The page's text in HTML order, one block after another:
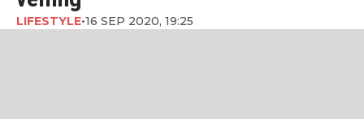
LIFESTYLE•16 SEP 2020, 19:25